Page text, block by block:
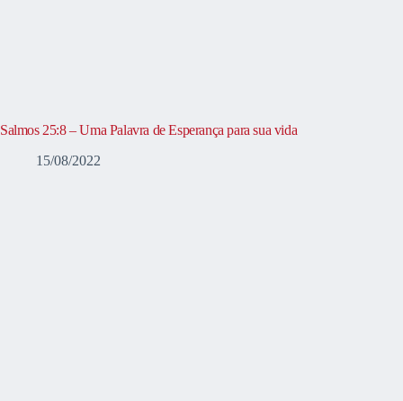
Salmos 25:8 – Uma Palavra de Esperança para sua vida
15/08/2022